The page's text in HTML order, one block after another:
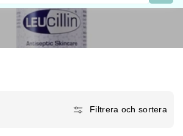
Filtrera och sortera